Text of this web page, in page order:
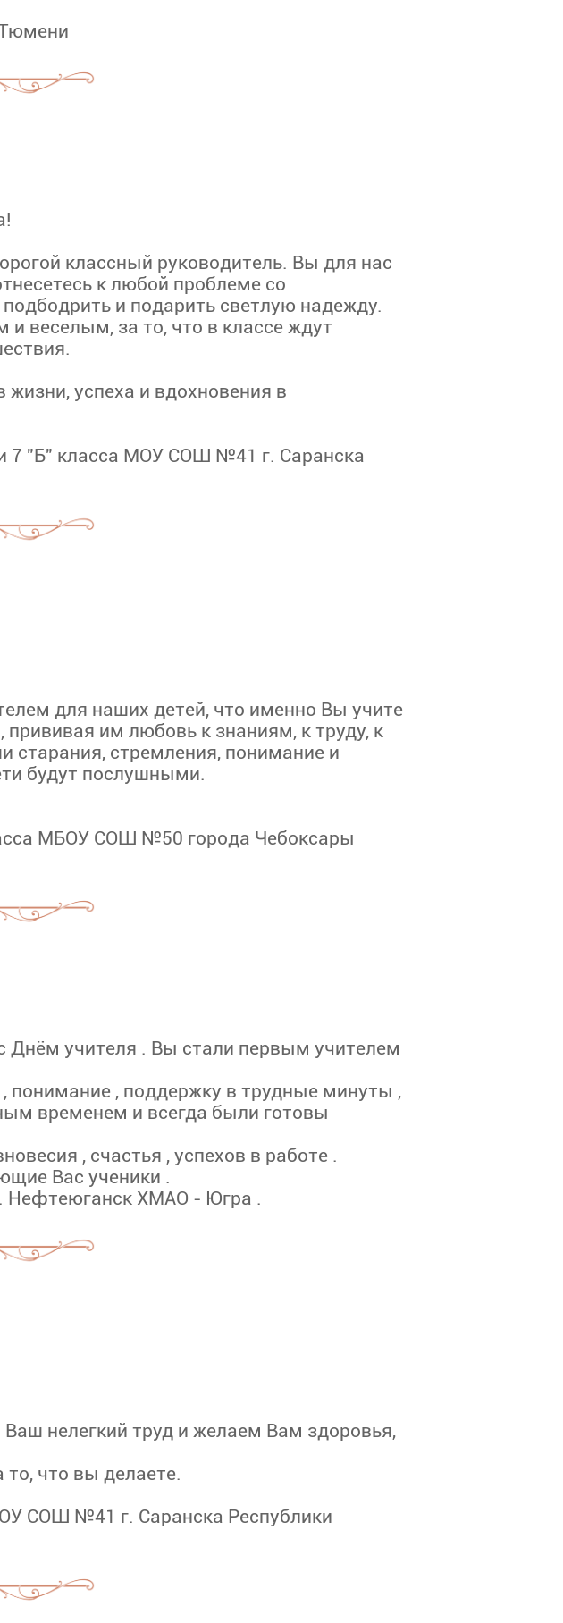
Тюмени
классный руководитель. Вы для нас
к любой проблеме со
и подарить светлую надежду.
веселым, за то, что в классе ждут
успеха и вдохновения в
7 "Б" класса МОУ СОШ №41 г. Саранска
для наших детей, что именно Вы учите
им любовь к знаниям, к труду, к
старания, стремления, понимание и
будут послушными.
МБОУ СОШ №50 города Чебоксары
учителя . Вы стали первым учителем
понимание , поддержку в трудные минуты ,
временем и всегда были готовы
, счастья , успехов в работе .
Вас ученики .
. Нефтеюганск ХМАО - Югра .
нелегкий труд и желаем Вам здоровья,
что вы делаете.
СОШ №41 г. Саранска Республики